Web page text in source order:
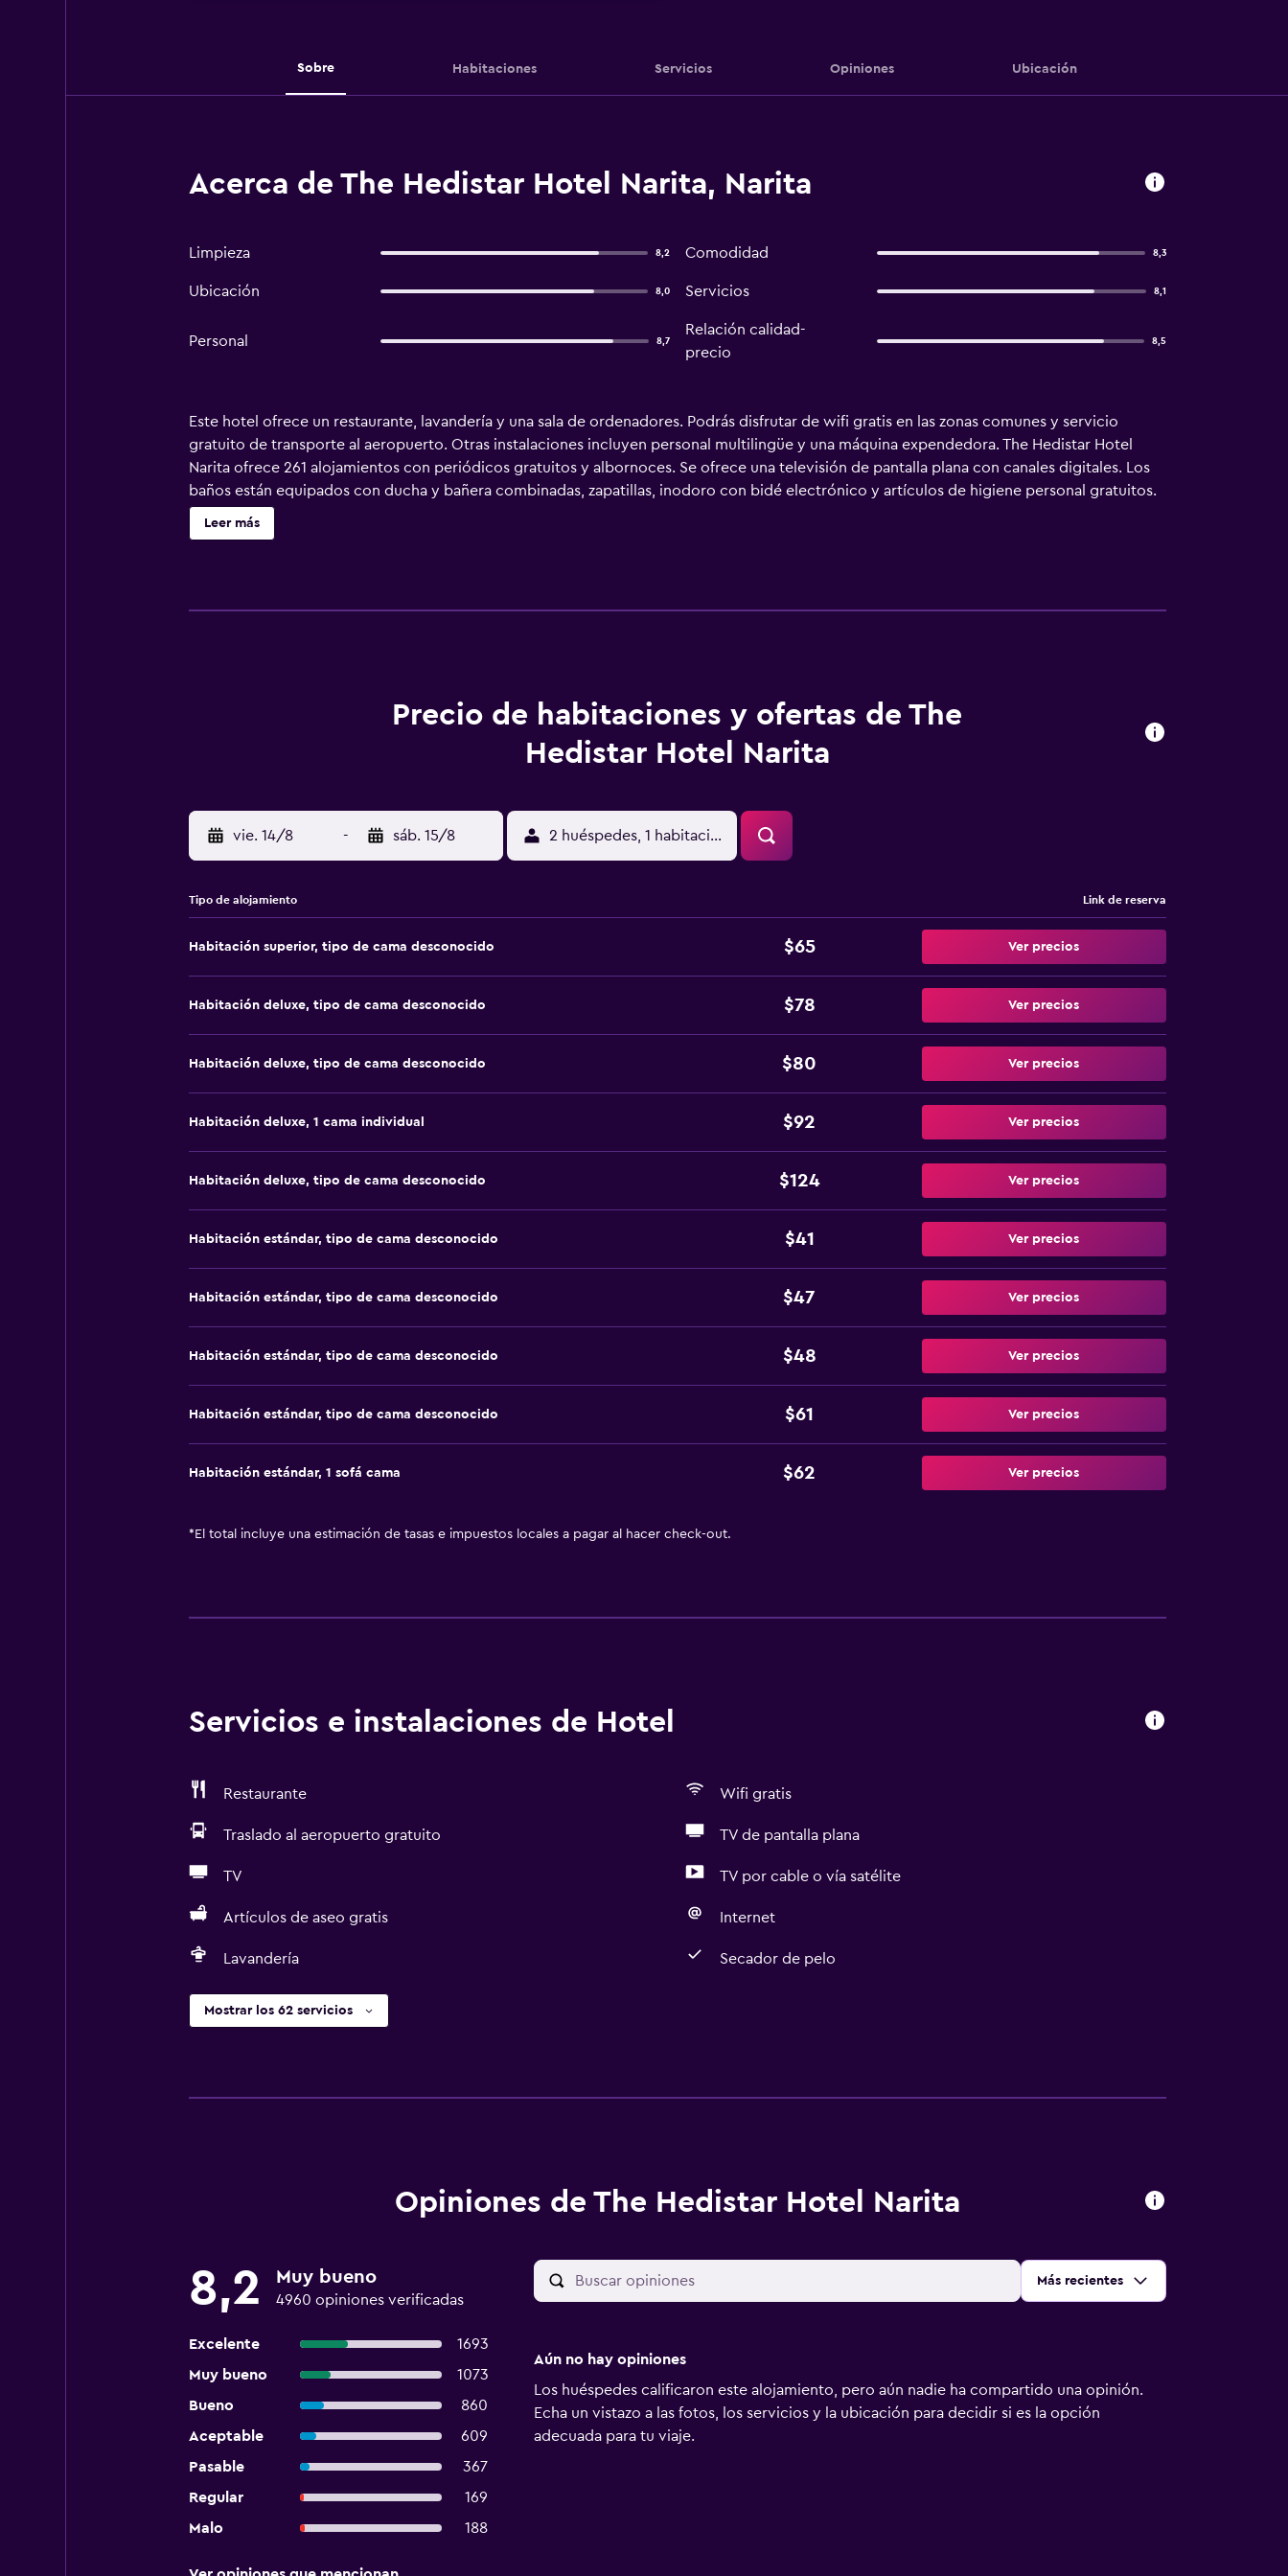
Sobre Habitaciones Servicios Opiniones Ubicación
Acerca de The Hedistar Hotel Narita, Narita
Limpieza 8,2 Comodidad 8,3
Ubicación 8,0 Servicios 8,1
Personal 8,7
Relación calidad-
precio
8,5
Este hotel ofrece un restaurante, lavandería y una sala de ordenadores. Podrás disfrutar de wifi gratis en las zonas comunes y servicio
gratuito de transporte al aeropuerto. Otras instalaciones incluyen personal multilingüe y una máquina expendedora. The Hedistar Hotel
Narita ofrece 261 alojamientos con periódicos gratuitos y albornoces. Se ofrece una televisión de pantalla plana con canales digitales. Los
baños están equipados con ducha y bañera combinadas, zapatillas, inodoro con bidé electrónico y artículos de higiene personal gratuitos.
Este hotel en Narita ofrece acceso a Internet por cable y wifi gratis. Los servicios para las personas de negocios incluyen escritorio y
teléfono. Es posible solicitar masajes en la habitación y tabla de planchar con plancha. Se ofrece servicio nocturno de descubierta y
Leer más
Precio de habitaciones y ofertas de The
Hedistar Hotel Narita
vie. 14/8 - sáb. 15/8 2 huéspedes, 1 habitación
Tipo de alojamiento Link de reserva
Habitación superior, tipo de cama desconocido $65 Ver precios
Habitación deluxe, tipo de cama desconocido $78 Ver precios
Habitación deluxe, tipo de cama desconocido $80 Ver precios
Habitación deluxe, 1 cama individual $92 Ver precios
Habitación deluxe, tipo de cama desconocido $124 Ver precios
Habitación estándar, tipo de cama desconocido $41 Ver precios
Habitación estándar, tipo de cama desconocido $47 Ver precios
Habitación estándar, tipo de cama desconocido $48 Ver precios
Habitación estándar, tipo de cama desconocido $61 Ver precios
Habitación estándar, 1 sofá cama $62 Ver precios
* El total incluye una estimación de tasas e impuestos locales a pagar al hacer check-out.
Servicios e instalaciones de Hotel
Restaurante Wifi gratis
Traslado al aeropuerto gratuito TV de pantalla plana
TV TV por cable o vía satélite
Artículos de aseo gratis Internet
Lavandería Secador de pelo
Mostrar los 62 servicios
Opiniones de The Hedistar Hotel Narita
8,2 Muy bueno
4960 opiniones verificadas
Excelente
1693
Muy bueno
1073
Bueno
860
Aceptable
609
Pasable
367
Regular
169
Malo
188
Ordenar por:
Más recientes
Aún no hay opiniones
Los huéspedes calificaron este alojamiento, pero aún nadie ha compartido una opinión.
Echa un vistazo a las fotos, los servicios y la ubicación para decidir si es la opción
adecuada para tu viaje.